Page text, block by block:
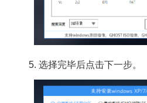
5. 选择完毕后点击下一步。